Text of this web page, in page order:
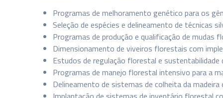
Programas de melhoramento genético para os
Seleção de espécies e delineamento de técnicas
Programas de produção e qualificação de mudas
Dimensionamento de viveiros florestais com
Estudos de regulação florestal e sustentabilidade
Programas de manejo florestal intensivo para a
Delineamento de sistemas de colheita da madeira